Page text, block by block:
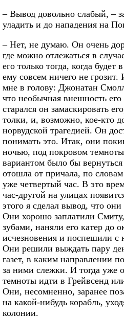
– Вывод довольно слабый, –
уладить и до нападения на
– Нет, не думаю. Он очень
где можно отлежаться в
его только тогда, когда
ему совсем ничего не
мне в голову: Джонатан
что необычная внешность
старался он замаскировать
толки, и, возможно, кое-кто
норвудской трагедией. Он
понимать это. Итак, они
ночью, под покровом
вариантом было бы
отошла от причала, по
уже четвертый час. В это
час-другой на улицах
этого я сделал вывод, что
Они хорошо заплатили
зубами, наняли его катер до
исчезновения и поспешили с
Они решили выждать пару
газет, в каким направлении
за ними слежки. И тогда уже
темноты идти в Грейвсенд
Они, несомненно, заранее
на какой-нибудь корабль,
колонии.